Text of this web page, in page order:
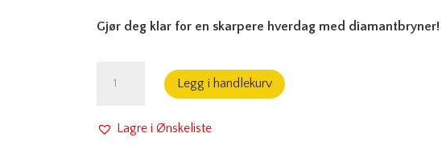
Gjør deg klar for en skarpere hverdag med diamantbryner!
Diamantbryne
For
Legg i handlekurv
Lagre i Ønskeliste